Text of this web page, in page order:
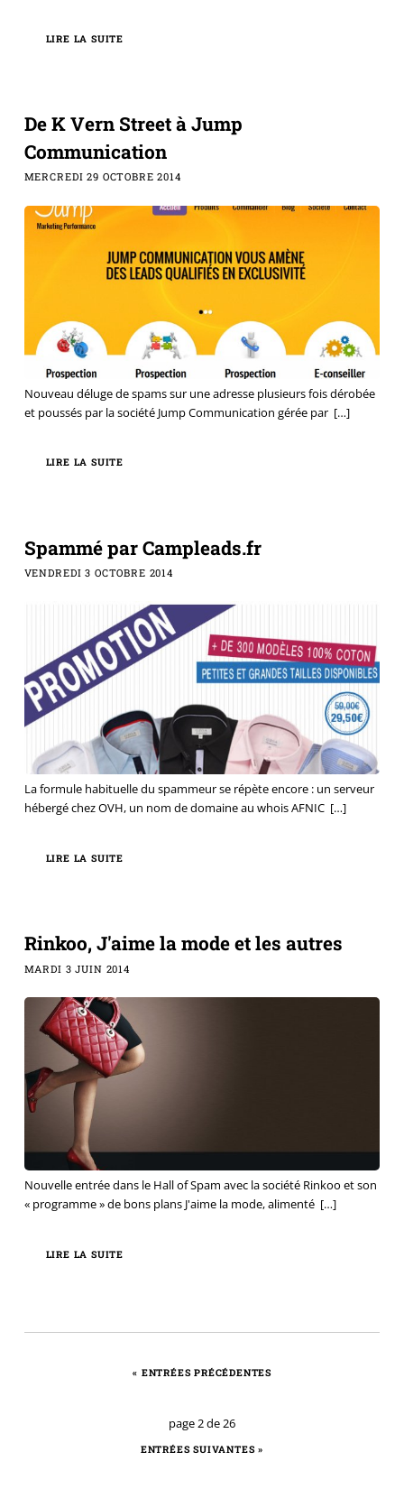
LIRE LA SUITE
De K Vern Street à Jump
Communication
MERCREDI 29 OCTOBRE 2014
Nouveau déluge de spams sur une adresse plusieurs fois dérobée
et poussés par la société Jump Communication gérée par […]
LIRE LA SUITE
Spammé par Campleads.fr
VENDREDI 3 OCTOBRE 2014
La formule habituelle du spammeur se répète encore : un serveur
hébergé chez OVH, un nom de domaine au whois AFNIC […]
LIRE LA SUITE
Rinkoo, J'aime la mode et les autres
MARDI 3 JUIN 2014
Nouvelle entrée dans le Hall of Spam avec la société Rinkoo et son
« programme » de bons plans J'aime la mode, alimenté […]
LIRE LA SUITE
« ENTRÉES PRÉCÉDENTES
page 2 de 26
ENTRÉES SUIVANTES»